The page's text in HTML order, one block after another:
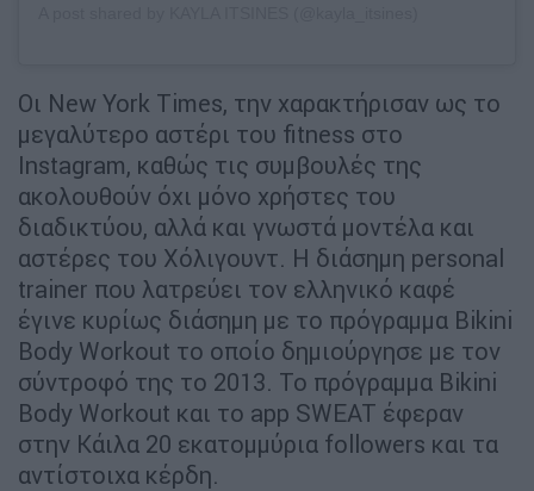
Οι New York Times, την χαρακτήρισαν ως το
μεγαλύτερο αστέρι του fitness στο
Instagram, καθώς τις συμβουλές της
ακολουθούν όχι μόνο χρήστες του
διαδικτύου, αλλά και γνωστά μοντέλα και
αστέρες του Χόλιγουντ. Η διάσημη personal
trainer που λατρεύει τον ελληνικό καφέ
έγινε κυρίως διάσημη με το πρόγραμμα Bikini
Body Workout το οποίο δημιούργησε με τον
σύντροφό της το 2013. Το πρόγραμμα Bikini
Body Workout και το app SWEAT έφεραν
στην Κάιλα 20 εκατομμύρια followers και τα
αντίστοιχα κέρδη.